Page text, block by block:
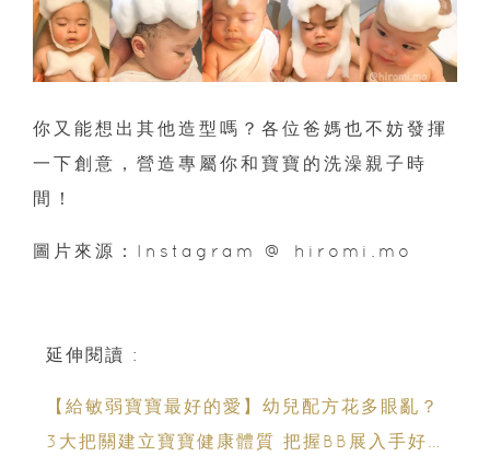
你又能想出其他造型嗎？各位爸媽也不妨發揮
一下創意，營造專屬你和寶寶的洗澡親子時
間！
圖片來源：Instagram @ hiromi.mo
延伸閱讀 :
【給敏弱寶寶最好的愛】幼兒配方花多眼亂？
3大把關建立寶寶健康體質 把握BB展入手好